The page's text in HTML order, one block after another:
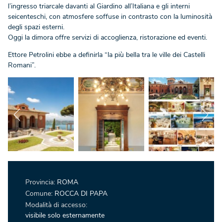
l’ingresso triarcale davanti al Giardino all’Italiana e gli interni
seicenteschi, con atmosfere soffuse in contrasto con la luminosità
degli spazi esterni.
Oggi la dimora offre servizi di accoglienza, ristorazione ed eventi.
Ettore Petrolini ebbe a definirla “la più bella tra le ville dei Castelli
Romani”.
Provincia: ROMA
Comune: ROCCA DI PAPA
Modalità di accesso:
visibile solo esternamente